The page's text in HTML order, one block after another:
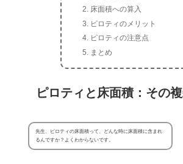
床面積への算入
ピロティのメリット
ピロティの注意点
まとめ
ピロティと床面積：その
先生、ピロティの床面積って、どんな時に床面積に含まれ
るんですか？よくわからないです。